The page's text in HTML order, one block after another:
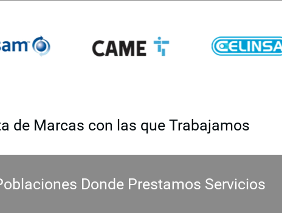
de Marcas con las que Trabajamos
Donde Prestamos Servicios